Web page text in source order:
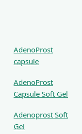
AdenoProst
capsule
AdenoProst
Capsule Soft Gel
Adenoprost Soft
Gel